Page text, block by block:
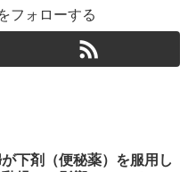
フォローする
下剤（便秘薬）を服用し